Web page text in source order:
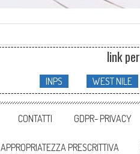
link per
INPS WEST NILE
CONTATTI GDPR- PRIVACY
APPROPRIATEZZA PRESCRITTIVA